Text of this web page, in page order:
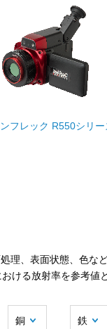
フレック R550シリー
理、表面状態、色な
ける放射率を参考値
銅 鉄